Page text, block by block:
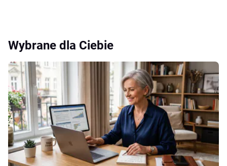
Wybrane dla Ciebie